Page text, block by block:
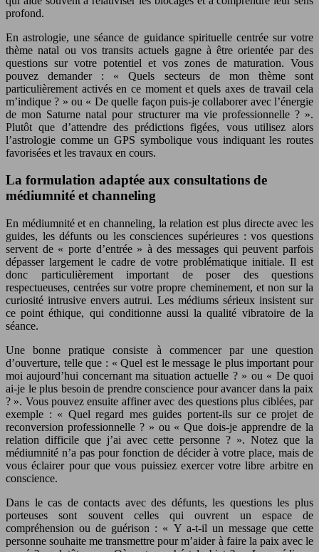
profond.
En astrologie, une séance de guidance spirituelle centrée sur votre
thème natal ou vos transits actuels gagne à être orientée par des
questions sur votre potentiel et vos zones de maturation. Vous
pouvez demander : « Quels secteurs de mon thème sont
particulièrement activés en ce moment et quels axes de travail cela
m’indique ? » ou « De quelle façon puis-je collaborer avec l’énergie
de mon Saturne natal pour structurer ma vie professionnelle ? ».
Plutôt que d’attendre des prédictions figées, vous utilisez alors
l’astrologie comme un GPS symbolique vous indiquant les routes
favorisées et les travaux en cours.
La formulation adaptée aux consultations de
médiumnité et channeling
En médiumnité et en channeling, la relation est plus directe avec les
guides, les défunts ou les consciences supérieures : vos questions
servent de « porte d’entrée » à des messages qui peuvent parfois
dépasser largement le cadre de votre problématique initiale. Il est
donc particulièrement important de poser des questions
respectueuses, centrées sur votre propre cheminement, et non sur la
curiosité intrusive envers autrui. Les médiums sérieux insistent sur
ce point éthique, qui conditionne aussi la qualité vibratoire de la
séance.
Une bonne pratique consiste à commencer par une question
d’ouverture, telle que : « Quel est le message le plus important pour
moi aujourd’hui concernant ma situation actuelle ? » ou « De quoi
ai-je le plus besoin de prendre conscience pour avancer dans la paix
? ». Vous pouvez ensuite affiner avec des questions plus ciblées, par
exemple : « Quel regard mes guides portent-ils sur ce projet de
reconversion professionnelle ? » ou « Que dois-je apprendre de la
relation difficile que j’ai avec cette personne ? ». Notez que la
médiumnité n’a pas pour fonction de décider à votre place, mais de
vous éclairer pour que vous puissiez exercer votre libre arbitre en
conscience.
Dans le cas de contacts avec des défunts, les questions les plus
porteuses sont souvent celles qui ouvrent un espace de
compréhension ou de guérison : « Y a-t-il un message que cette
personne souhaite me transmettre pour m’aider à faire la paix avec le